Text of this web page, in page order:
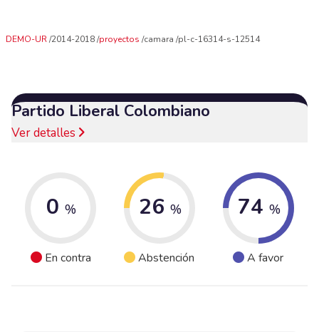
DEMO-UR 2014-2018 proyectos camara pl-c-16314-s-12514
Partido Liberal Colombiano
Ver detalles
0 %
En contra
26 %
Abstención
74 %
A favor